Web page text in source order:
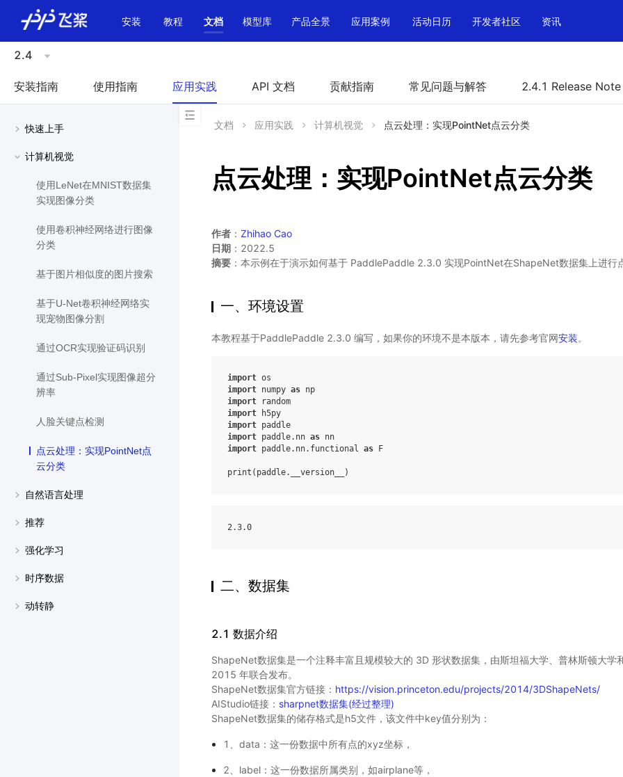
安装 教程 文档 模型库 产品全景 应用案例 活动日历 开发者社区 资讯
2.4
安装指南 使用指南 应用实践 API 文档 贡献指南 常见问题与解答 2.4.1 Release Note
快速上手
计算机视觉
使用LeNet在MNIST数据集
实现图像分类
使用卷积神经网络进行图像
分类
基于图片相似度的图片搜索
基于U-Net卷积神经网络实
现宠物图像分割
通过OCR实现验证码识别
通过Sub-Pixel实现图像超分
辨率
人脸关键点检测
点云处理：实现PointNet点
云分类
自然语言处理
推荐
强化学习
时序数据
动转静
文档 应用实践 计算机视觉 点云处理：实现PointNet点云分类
点云处理：实现PointNet点云分类
作者 ： Zhihao Cao
日期 ：2022.5
摘要 ：本示例在于演示如何基于 PaddlePaddle 2.3.0 实现PointNet在ShapeNet数据集上进行
一、环境设置
本教程基于PaddlePaddle 2.3.0 编写，如果你的环境不是本版本，请先参考官网安装。
import os
import numpy as np
import
random
import
h5py
import paddle
import paddle.nn as nn
import paddle.nn.functional as F
print ( paddle. __version__ )
2.3.0
二、数据集
2.1 数据介绍
ShapeNet数据集是一个注释丰富且规模较大的 3D 形状数据集，由斯坦福大学、普林斯顿大学
2015 年联合发布。
ShapeNet数据集官方链接： https://vision.princeton.edu/projects/2014/3DShapeNets/
AIStudio链接： sharpnet数据集(经过整理)
ShapeNet数据集的储存格式是h5文件，该文件中key值分别为：
1、data：这一份数据中所有点的xyz坐标，
2、label：这一份数据所属类别，如airplane等，